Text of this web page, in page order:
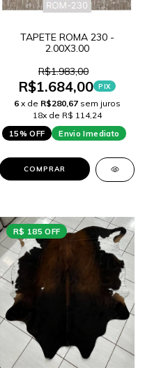
TAPETE ROMA 230 -
2.00X3.00
R$1.983,00
R$1.684,00 PIX
6 x de R$280,67 sem juros
18x de R$ 114,24
15% OFF
Envio Imediato
COMPRAR
R$ 185 OFF